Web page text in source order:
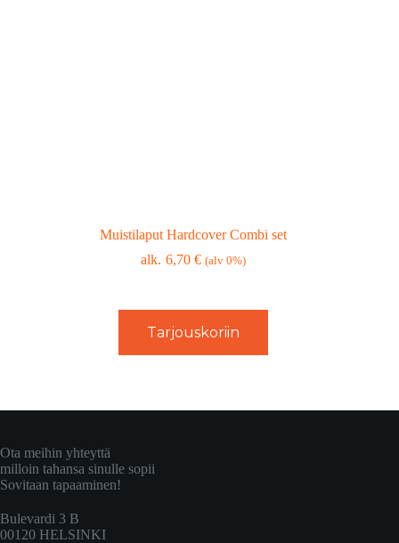
Muistilaput Hardcover Combi set
6,70€ (alv 0%)
Tarjouskoriin
Ota meihin yhteyttä
milloin tahansa sinulle sopii
Sovitaan tapaaminen!
Bulevardi 3 B
00120 HELSINKI